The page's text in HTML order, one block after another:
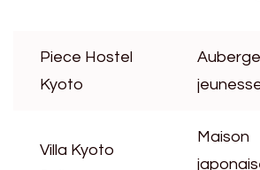
Piece Hostel
Kyoto
Villa Kyoto
Maison